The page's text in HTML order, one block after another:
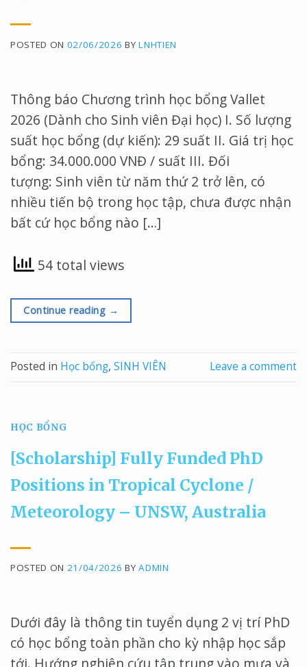
POSTED ON 02/06/2026 BYLNHTIEN
Thông báo Chương trình học bổng Vallet
2026 (Dành cho Sinh viên Đại học) I. Số lượng
suất học bổng (dự kiến): 29 suất II. Giá trị học
bổng: 34.000.000 VNĐ / suất III. Đối
tượng: Sinh viên từ năm thứ 2 trở lên, có
nhiều tiến bộ trong học tập, chưa được nhận
bất cứ học bổng nào […]
54 total views
Continue reading →
Posted in Học bổng, SINH VIÊN Leave a comment
HỌC BỔNG
[Scholarship] Fully Funded PhD
Positions in Tropical Cyclone /
Meteorology – UNSW, Australia
POSTED ON 21/04/2026 BYADMIN
Dưới đây là thông tin tuyển dụng 2 vị trí PhD
có học bổng toàn phần cho kỳ nhập học sắp